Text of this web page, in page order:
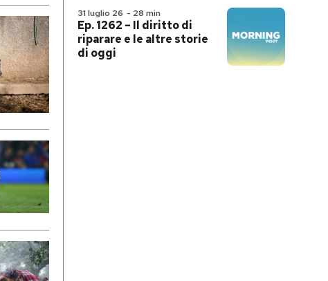
31 luglio 26 - 28 min
Ep. 1262 – Il diritto di
riparare e le altre storie
di oggi